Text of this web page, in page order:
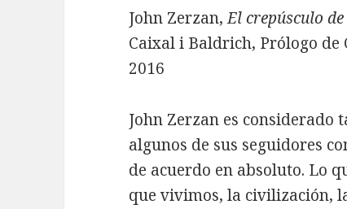
John Zerzan,El crepúsculo
Caixal i Baldrich, Prólogo de
2016
John Zerzan es considerado
algunos de sus seguidores
de acuerdo en absoluto. Lo
que vivimos, la civilización,